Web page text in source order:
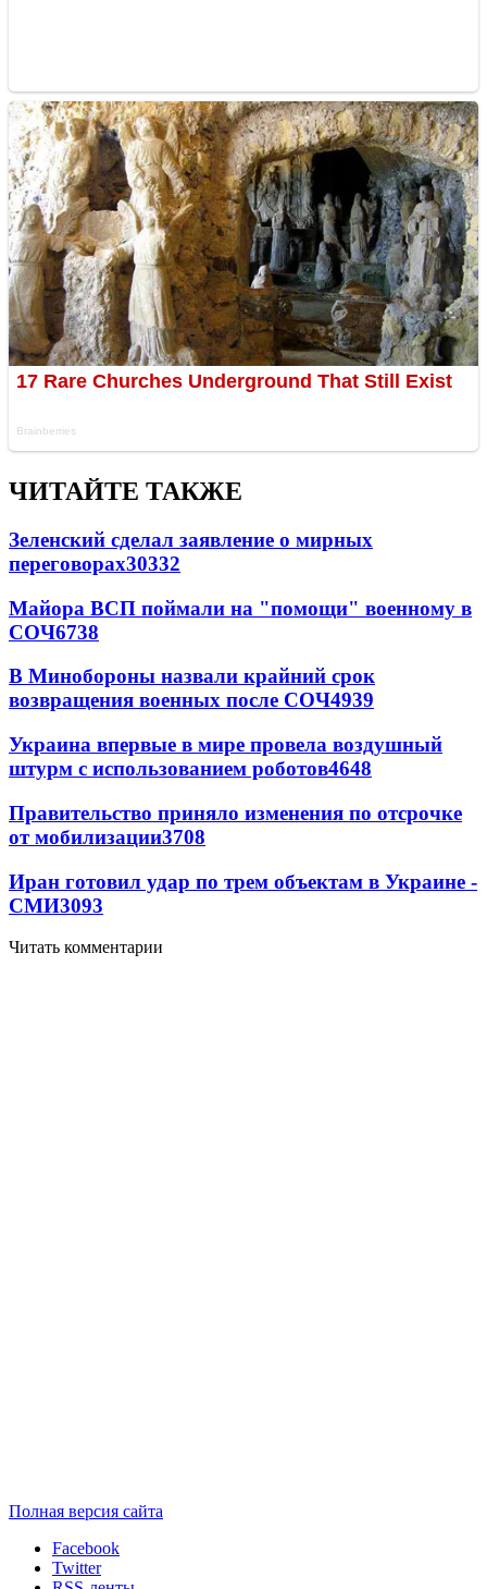
ЧИТАЙТЕ ТАКЖЕ
Зеленский сделал заявление о мирных
переговорах30332
Майора ВСП поймали на "помощи" военному в
СОЧ6738
В Минобороны назвали крайний срок
возвращения военных после СОЧ4939
Украина впервые в мире провела воздушный
штурм с использованием роботов4648
Правительство приняло изменения по отсрочке
от мобилизации3708
Иран готовил удар по трем объектам в Украине -
СМИ3093
Читать комментарии
Полная версия сайта
Facebook
Twitter